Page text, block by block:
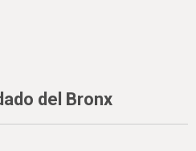
del Bronx